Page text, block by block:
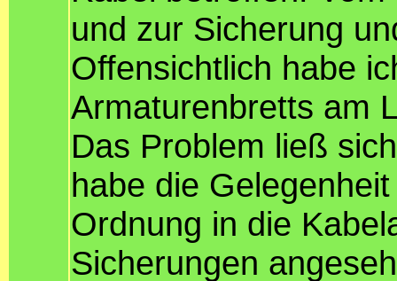
und zur Sicherung
Offensichtlich habe
Armaturenbretts am
Das Problem ließ
habe die
Ordnung in die
Sicherungen